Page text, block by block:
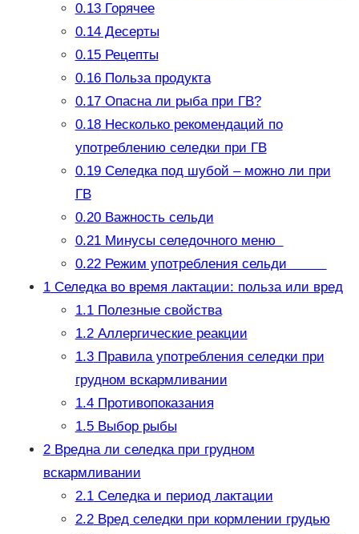
0.13Горячее
0.14Десерты
0.15Рецепты
0.16Польза продукта
0.17Опасна ли рыба при ГВ?
0.18Несколько рекомендаций по
употреблению селедки при ГВ
0.19Селедка под шубой – можно ли при
ГВ
0.20Важность сельди
0.21Минусы селедочного меню
0.22Режим употребления сельди
1Селедка во время лактации: польза или вред
1.1Полезные свойства
1.2Аллергические реакции
1.3Правила употребления селедки при
грудном вскармливании
1.4Противопоказания
1.5Выбор рыбы
2Вредна ли селедка при грудном
вскармливании
2.1Селедка и период лактации
2.2Вред селедки при кормлении грудью